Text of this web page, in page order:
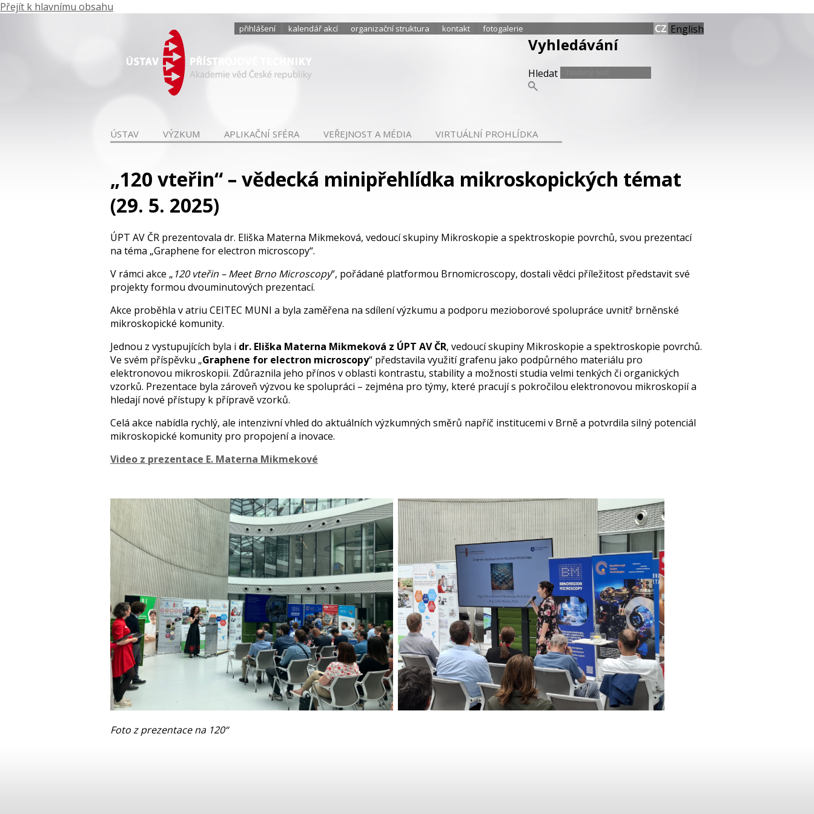
Přejít k hlavnímu obsahu
přihlášení kalendář akcí organizační struktura kontakt fotogalerie
Vyhledávání
Hledat
English
ÚSTAV VÝZKUM APLIKAČNÍ SFÉRA VEŘEJNOST A MÉDIA VIRTUÁLNÍ PROHLÍDKA
„120 vteřin“ – vědecká minipřehlídka mikroskopických témat
(29. 5. 2025)
ÚPT AV ČR prezentovala dr. Eliška Materna Mikmeková, vedoucí skupiny Mikroskopie a spektroskopie povrchů, svou prezentací
na téma „Graphene for electron microscopy“.
V rámci akce „ 120 vteřin – Meet Brno Microscopy“, pořádané platformou Brnomicroscopy, dostali vědci příležitost představit své
projekty formou dvouminutových prezentací.
Akce proběhla v atriu CEITEC MUNI a byla zaměřena na sdílení výzkumu a podporu mezioborové spolupráce uvnitř brněnské
mikroskopické komunity.
Jednou z vystupujících byla i dr. Eliška Materna Mikmeková z ÚPT AV ČR, vedoucí skupiny Mikroskopie a spektroskopie povrchů.
Ve svém příspěvku „Graphene for electron microscopy“ představila využití grafenu jako podpůrného materiálu pro
elektronovou mikroskopii. Zdůraznila jeho přínos v oblasti kontrastu, stability a možnosti studia velmi tenkých či organických
vzorků. Prezentace byla zároveň výzvou ke spolupráci – zejména pro týmy, které pracují s pokročilou elektronovou mikroskopií a
hledají nové přístupy k přípravě vzorků.
Celá akce nabídla rychlý, ale intenzivní vhled do aktuálních výzkumných směrů napříč institucemi v Brně a potvrdila silný potenciál
mikroskopické komunity pro propojení a inovace.
Video z prezentace E. Materna Mikmekové
Foto z prezentace na 120“